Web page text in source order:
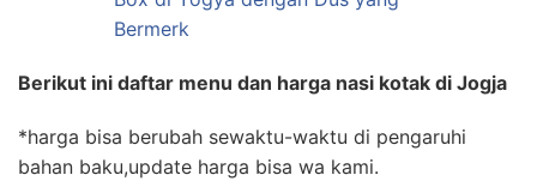
Berikut ini daftar menu dan harga nasi kotak di Jogja
*harga bisa berubah sewaktu-waktu di pengaruhi
bahan baku,update harga bisa wa kami.